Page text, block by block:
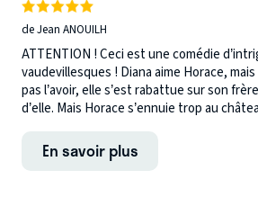
de Jean ANOUILH
ATTENTION ! Ceci est une comédie
vaudevillesques ! Diana aime Horace,
pas l’avoir, elle s’est rabattue sur son
d’elle. Mais Horace s’ennuie trop au
En savoir plus